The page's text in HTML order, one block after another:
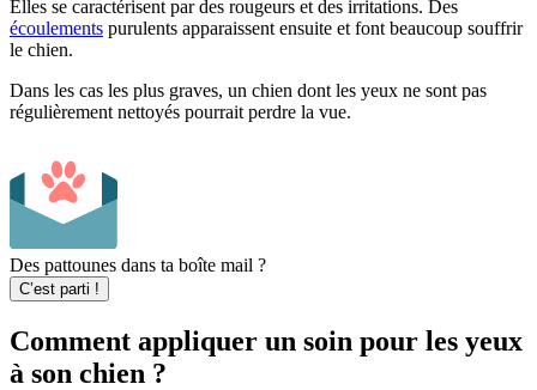
Elles se caractérisent par des rougeurs et des irritations. Des
écoulements purulents apparaissent ensuite et font beaucoup souffrir
le chien.
Dans les cas les plus graves, un chien dont les yeux ne sont pas
régulièrement nettoyés pourrait perdre la vue.
Des pattounes dans ta boîte mail ?
C’est parti !
Comment appliquer un soin pour les yeux
à son chien ?